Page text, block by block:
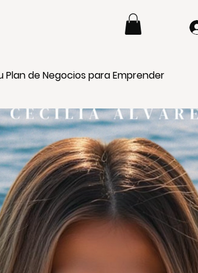
Plan de Negocios para Emprender